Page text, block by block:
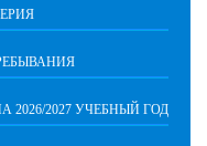
2027 УЧЕБНЫЙ ГОД